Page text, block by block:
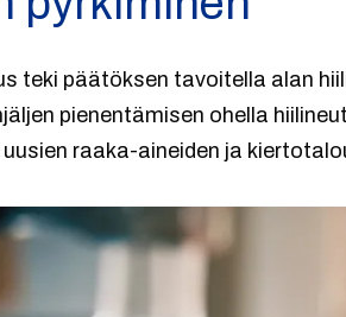
teki päätöksen tavoitella alan
pienentämisen ohella
raaka-aineiden ja